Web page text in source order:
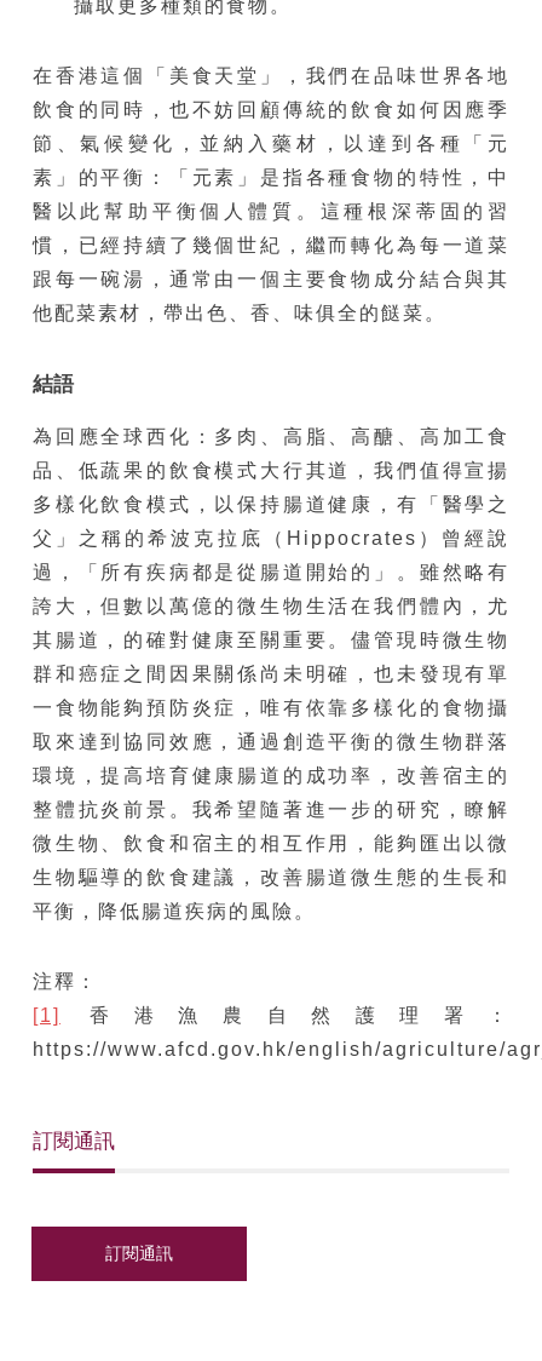
攝取更多種類的食物。
在香港這個「美食天堂」，我們在品味世界各地
飲食的同時，也不妨回顧傳統的飲食如何因應季
節、氣候變化，並納入藥材，以達到各種「元
素」的平衡：「元素」是指各種食物的特性，中
醫以此幫助平衡個人體質。這種根深蒂固的習
慣，已經持續了幾個世紀，繼而轉化為每一道菜
跟每一碗湯，通常由一個主要食物成分結合與其
他配菜素材，帶出色、香、味俱全的餸菜。
結語
為回應全球西化：多肉、高脂、高醣、高加工食
品、低蔬果的飲食模式大行其道，我們值得宣揚
多樣化飲食模式，以保持腸道健康，有「醫學之
父」之稱的希波克拉底（Hippocrates）曾經說
過，「所有疾病都是從腸道開始的」。雖然略有
誇大，但數以萬億的微生物生活在我們體內，尤
其腸道，的確對健康至關重要。儘管現時微生物
群和癌症之間因果關係尚未明確，也未發現有單
一食物能夠預防炎症，唯有依靠多樣化的食物攝
取來達到協同效應，通過創造平衡的微生物群落
環境，提高培育健康腸道的成功率，改善宿主的
整體抗炎前景。我希望隨著進一步的研究，瞭解
微生物、飲食和宿主的相互作用，能夠匯出以微
生物驅導的飲食建議，改善腸道微生態的生長和
平衡，降低腸道疾病的風險。
注釋：
[1]
香港漁農自然護理署：
https://www.afcd.gov.hk/english/agriculture/
訂閱通訊